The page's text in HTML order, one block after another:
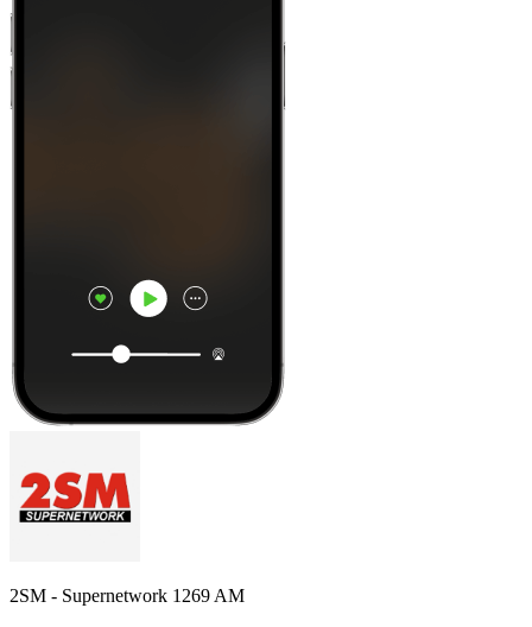
2SM - Supernetwork 1269 AM